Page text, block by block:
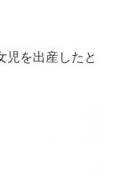
児を出産したと